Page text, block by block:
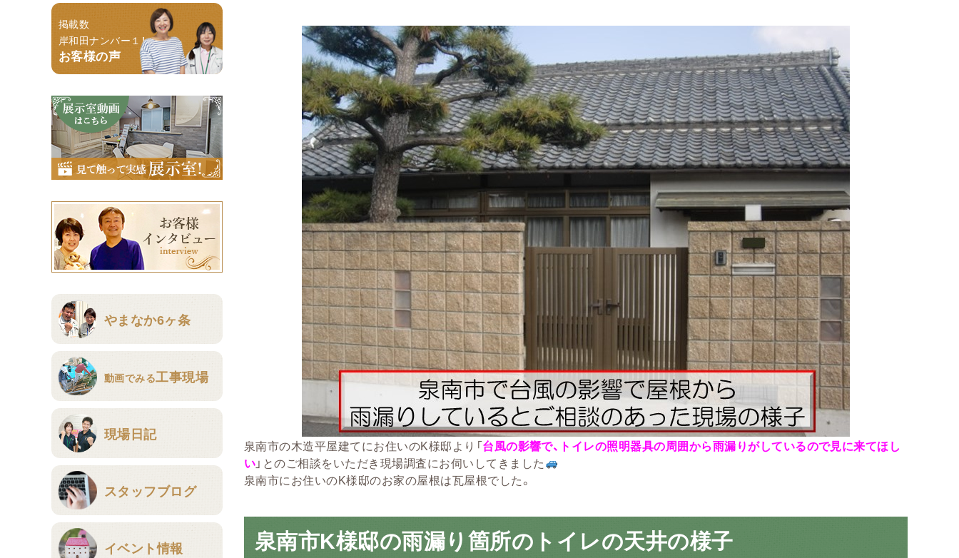
掲載数
岸和田ナンバー１！
お客様の声
やまなか6ヶ条
動画でみる工事現場
現場日記
スタッフブログ
イベント情報
泉南市の木造平屋建てにお住いのK様邸より「台風の影響で、トイレの照明器具の周囲から雨漏りがしているので見に来てほし
い」とのご相談をいただき現場調査にお伺いしてきました
泉南市にお住いのK様邸のお家の屋根は瓦屋根でした。
泉南市K様邸の雨漏り箇所のトイレの天井の様子